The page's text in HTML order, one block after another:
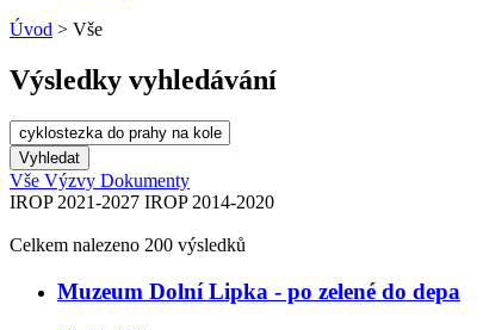
Úvod > Vše
Výsledky vyhledávání
Vše Výzvy Dokumenty
IROP 2021-2027 IROP 2014-2020
Celkem nalezeno 200 výsledků
Muzeum Dolní Lipka - po zelené do depa